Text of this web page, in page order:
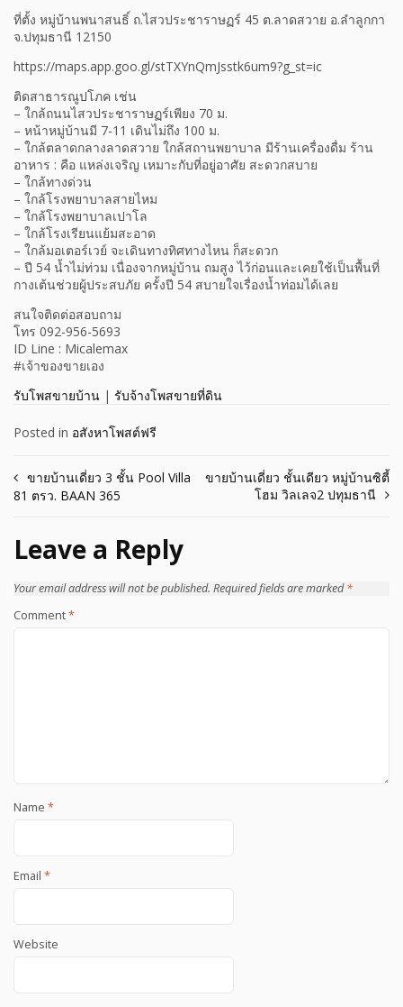
ที่ตั้ง หมู่บ้านพนาสนธิ์ ถ.ไสวประชาราษฏร์ 45 ต.ลาดสวาย อ.ลำลูกกา
จ.ปทุมธานี 12150
https://maps.app.goo.gl/stTXYnQmJsstk6um9?g_st=ic
ติดสาธารณูปโภค เช่น
– ใกล้ถนนไสวประชาราษฏร์เพียง 70 ม.
– หน้าหมู่บ้านมี 7-11 เดินไม่ถึง 100 ม.
– ใกล้ตลาดกลางลาดสวาย ใกล้สถานพยาบาล มีร้านเครื่องดื่ม ร้าน
อาหาร : คือ แหล่งเจริญ เหมาะกับที่อยู่อาศัย สะดวกสบาย
– ใกล้ทางด่วน
– ใกล้โรงพยาบาลสายไหม
– ใกล้โรงพยาบาลเปาโล
– ใกล้โรงเรียนแย้มสะอาด
– ใกล้มอเตอร์เวย์ จะเดินทางทิศทางไหน ก็สะดวก
– ปี 54 น้ำไม่ท่วม เนื่องจากหมู่บ้าน ถมสูง ไว้ก่อนและเคยใช้เป็นพื้นที่
กางเต้นช่วยผู้ประสบภัย ครั้งปี 54 สบายใจเรื่องน้ำท่อมได้เลย
สนใจติดต่อสอบถาม
โทร 092-956-5693
ID Line : Micalemax
#เจ้าของขายเอง
รับโพสขายบ้าน | รับจ้างโพสขายที่ดิน
Posted in อสังหาโพสต์ฟรี
Post
ขายบ้านเดี่ยว 3 ชั้น Pool Villa
81 ตรว. BAAN 365
ขายบ้านเดี่ยว ชั้นเดียว หมู่บ้านซิตี้
โฮม วิลเลจ2 ปทุมธานี
Leave a Reply
Your email address will not be published. Required fields are marked*
Comment*
Name *
Email *
Website